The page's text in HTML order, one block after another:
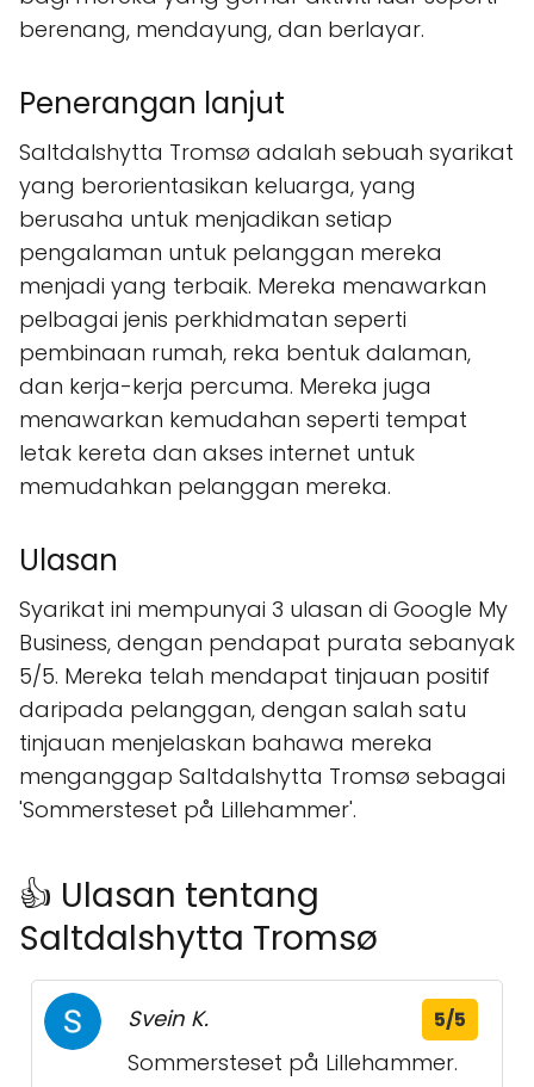
berenang, mendayung, dan berlayar.
Penerangan lanjut
Saltdalshytta Tromsø adalah sebuah syarikat
yang berorientasikan keluarga, yang
berusaha untuk menjadikan setiap
pengalaman untuk pelanggan mereka
menjadi yang terbaik. Mereka menawarkan
pelbagai jenis perkhidmatan seperti
pembinaan rumah, reka bentuk dalaman,
dan kerja-kerja percuma. Mereka juga
menawarkan kemudahan seperti tempat
letak kereta dan akses internet untuk
memudahkan pelanggan mereka.
Ulasan
Syarikat ini mempunyai 3 ulasan di Google My
Business, dengan pendapat purata sebanyak
5/5. Mereka telah mendapat tinjauan positif
daripada pelanggan, dengan salah satu
tinjauan menjelaskan bahawa mereka
menganggap Saltdalshytta Tromsø sebagai
'Sommersteset på Lillehammer'.
👍 Ulasan tentang
Saltdalshytta Tromsø
Svein K. 5/5
Sommersteset på Lillehammer.